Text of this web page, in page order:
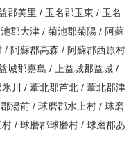
郡美里 / 玉名郡玉東 / 玉名
郡大津 / 菊池郡菊陽 / 阿蘇
/ 阿蘇郡高森 / 阿蘇郡西原村
城郡嘉島 / 上益城郡益城 /
川 / 葦北郡芦北 / 葦北郡津
湯前 / 球磨郡水上村 / 球磨
/ 球磨郡球磨村 / 球磨郡あ